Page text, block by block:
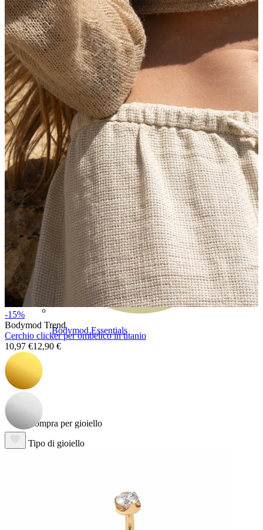
Bodymod Moments
Bodymod Essentials
Compra 4, paga 3
Compra per gioiello
Tipo di gioiello
-15%
Bodymod Trend
Cerchio clicker per ombelico in titanio
10,97 €12,90 €